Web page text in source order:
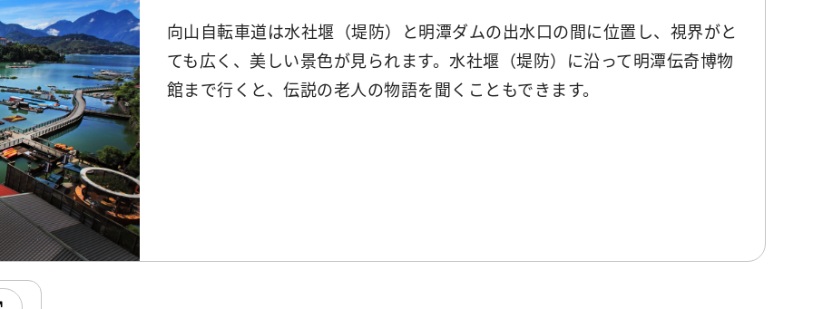
向山自転車道は水社堰（堤防）と明潭ダムの出水口の間に位置し、視界がと
ても広く、美しい景色が見られます。水社堰（堤防）に沿って明潭伝奇博物
館まで行くと、伝説の老人の物語を聞くこともできます。